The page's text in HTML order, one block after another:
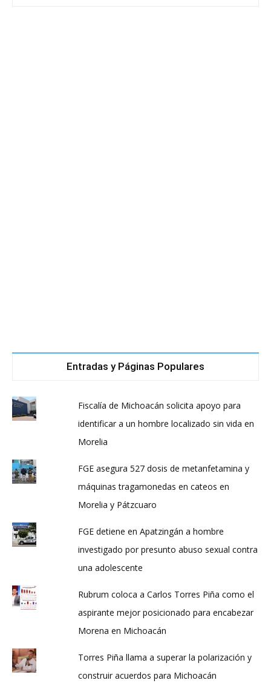
Entradas y Páginas Populares
Fiscalía de Michoacán solicita apoyo para
identificar a un hombre localizado sin vida en
Morelia
FGE asegura 527 dosis de metanfetamina y
máquinas tragamonedas en cateos en
Morelia y Pátzcuaro
FGE detiene en Apatzingán a hombre
investigado por presunto abuso sexual contra
una adolescente
Rubrum coloca a Carlos Torres Piña como el
aspirante mejor posicionado para encabezar
Morena en Michoacán
Torres Piña llama a superar la polarización y
construir acuerdos para Michoacán